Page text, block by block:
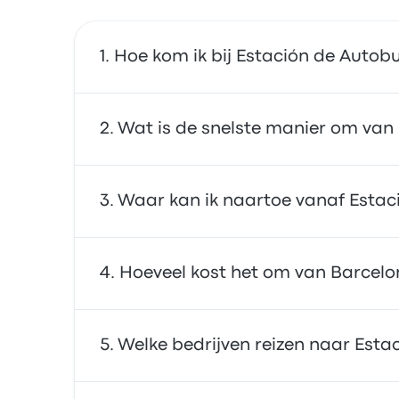
Hoe kom ik bij Estación de
Je kunt de bus of de trein nemen, die je
Wat is de snelste manier om
De snelste manier om van en naar
Waar kan ik naartoe vanaf
Vanaf Estación de Autobuses de Tortosa
vinden.
Hoeveel kost het om van
Over het algemeen kost een ticket tussen
Welke bedrijven reizen naar